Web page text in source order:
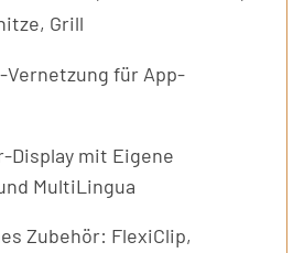
Grill
Vernetzung für App-
Display mit Eigene
MultiLingua
Zubehör: FlexiClip,